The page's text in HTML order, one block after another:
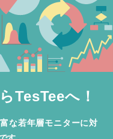
TesTeeへ！
な若年層モニターに対